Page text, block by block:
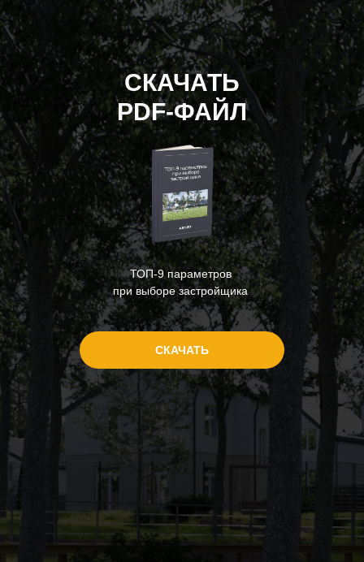
ТОП-9 параметров
при выборе застройщика
СКАЧАТЬ
СКАЧАТЬ
PDF-ФАЙЛ